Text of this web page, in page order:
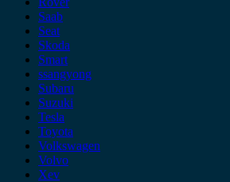
Saab
Seat
Skoda
Smart
ssangyong
Subaru
Suzuki
Tesla
Toyota
Volkswagen
Volvo
Xev